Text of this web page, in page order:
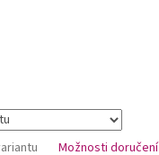
Možnosti doručení